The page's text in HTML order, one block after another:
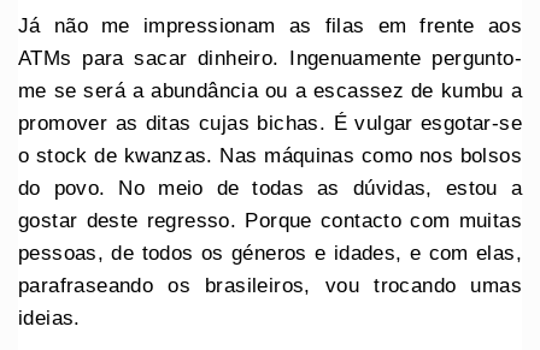
Já não me impressionam as filas em frente aos
ATMs para sacar dinheiro. Ingenuamente pergunto-
me se será a abundância ou a escassez de kumbu a
promover as ditas cujas bichas. É vulgar esgotar-se
o stock de kwanzas. Nas máquinas como nos bolsos
do povo. No meio de todas as dúvidas, estou a
gostar deste regresso. Porque contacto com muitas
pessoas, de todos os géneros e idades, e com elas,
parafraseando os brasileiros, vou trocando umas
ideias.